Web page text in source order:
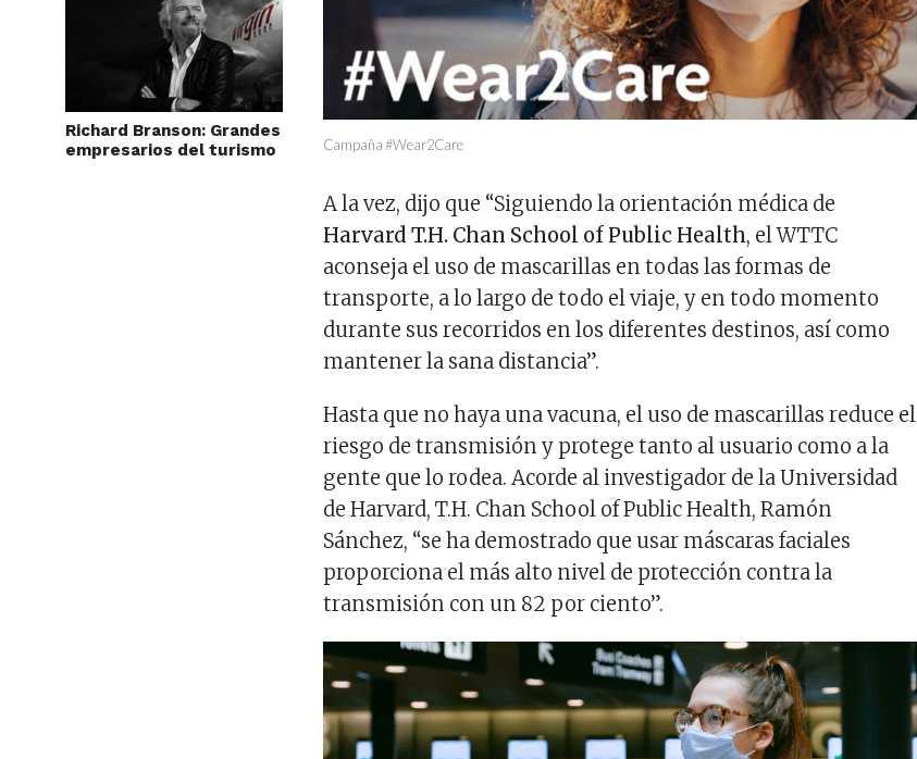
Richard Branson: Grandes
empresarios del turismo
Campaña #Wear2Care
A la vez, dijo que “Siguiendo la orientación médica de
Harvard T.H. Chan School of Public Health, el WTTC
aconseja el uso de mascarillas en todas las formas de
transporte, a lo largo de todo el viaje, y en todo momento
durante sus recorridos en los diferentes destinos, así como
mantener la sana distancia”.
Hasta que no haya una vacuna, el uso de mascarillas reduce el
riesgo de transmisión y protege tanto al usuario como a la
gente que lo rodea. Acorde al investigador de la Universidad
de Harvard, T.H. Chan School of Public Health, Ramón
Sánchez, “se ha demostrado que usar máscaras faciales
proporciona el más alto nivel de protección contra la
transmisión con un 82 por ciento”.